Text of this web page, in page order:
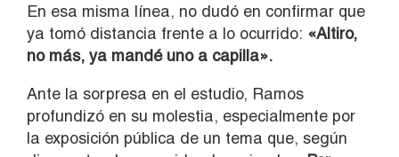
En esa misma línea, no dudó en confirmar que
ya tomó distancia frente a lo ocurrido: «Altiro,
no más, ya mandé uno a capilla».
Ante la sorpresa en el estudio, Ramos
profundizó en su molestia, especialmente por
la exposición pública de un tema que, según